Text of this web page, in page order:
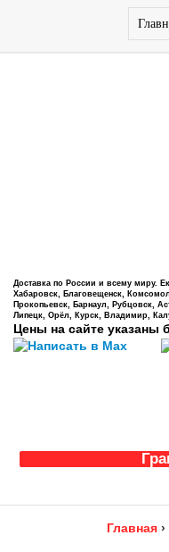
Доставка по России и всему миру.
Хабаровск, Благовещенск,
Прокопьевск, Барнаул, Рубцовск,
Липецк, Орёл, Курск, Владимир,
Цены на сайте указаны
Главная ›